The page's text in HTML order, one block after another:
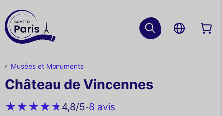
Musées et Monuments
Château de Vincennes
4,8/5-8 avis